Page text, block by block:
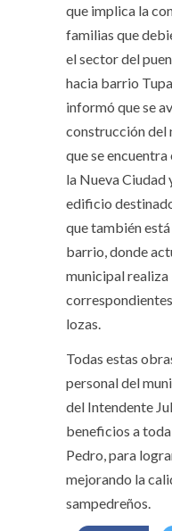
que implica la
familias que
el sector del
hacia barrio
informó que se
construcción del
que se
la Nueva Ciudad
edificio
que también
barrio, donde
municipal
lozas.
Todas estas
personal del
del Intendente
beneficios a
Pedro, para
mejorando la
sampedreños.